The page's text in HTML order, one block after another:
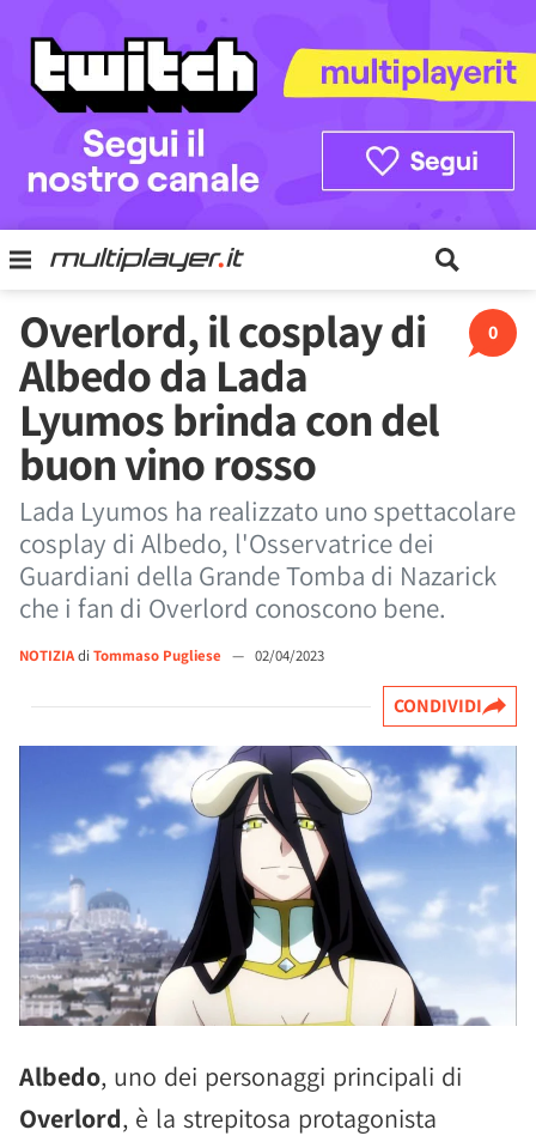
0
Overlord, il cosplay di
Albedo da Lada
Lyumos brinda con del
buon vino rosso
Lada Lyumos ha realizzato uno spettacolare
cosplay di Albedo, l'Osservatrice dei
Guardiani della Grande Tomba di Nazarick
che i fan di Overlord conoscono bene.
NOTIZIAdi Tommaso Pugliese — 02/04/2023
CONDIVIDI
Albedo, uno dei personaggi principali di
Overlord, è la strepitosa protagonista